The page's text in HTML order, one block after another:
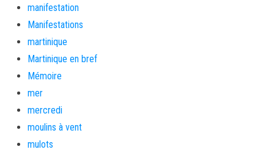
manifestation
Manifestations
martinique
Martinique en bref
Mémoire
mer
mercredi
moulins à vent
mulots